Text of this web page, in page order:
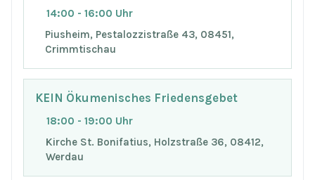
14:00 - 16:00 Uhr
Piusheim, Pestalozzistraße 43, 08451,
Crimmtischau
KEIN Ökumenisches Friedensgebet
18:00 - 19:00 Uhr
Kirche St. Bonifatius, Holzstraße 36, 08412,
Werdau